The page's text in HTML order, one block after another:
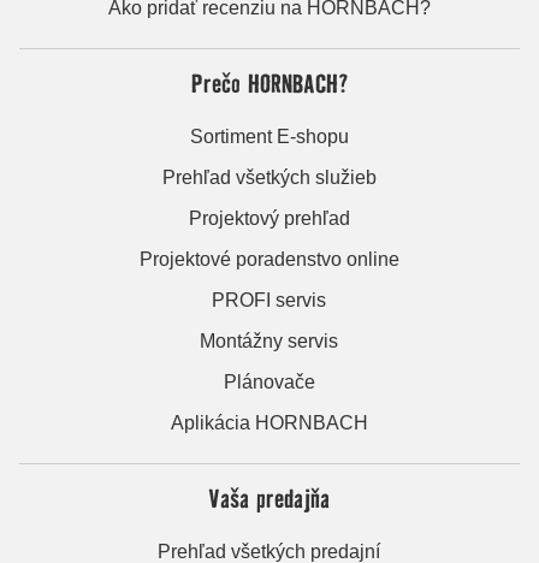
Ako pridať recenziu na HORNBACH?
Prečo HORNBACH?
Sortiment E-shopu
Prehľad všetkých služieb
Projektový prehľad
Projektové poradenstvo online
PROFI servis
Montážny servis
Plánovače
Aplikácia HORNBACH
Vaša predajňa
Prehľad všetkých predajní